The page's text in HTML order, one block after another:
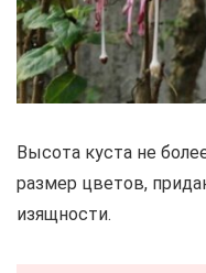
Высота куста не
размер цветов,
изящности.